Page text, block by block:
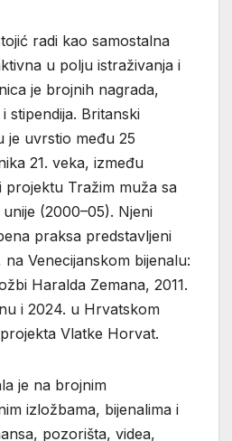
radi kao samostalna
u polju istraživanja i
je brojnih nagrada,
stipendija. Britanski
je uvrstio među 25
21. veka, između
projektu Tražim muža sa
(2000–05). Njeni
praksa predstavljeni
Venecijanskom bijenalu:
Haralda Zemana, 2011.
i 2024. u Hrvatskom
Vlatke Horvat.
je na brojnim
izložbama, bijenalima i
pozorišta, videa,